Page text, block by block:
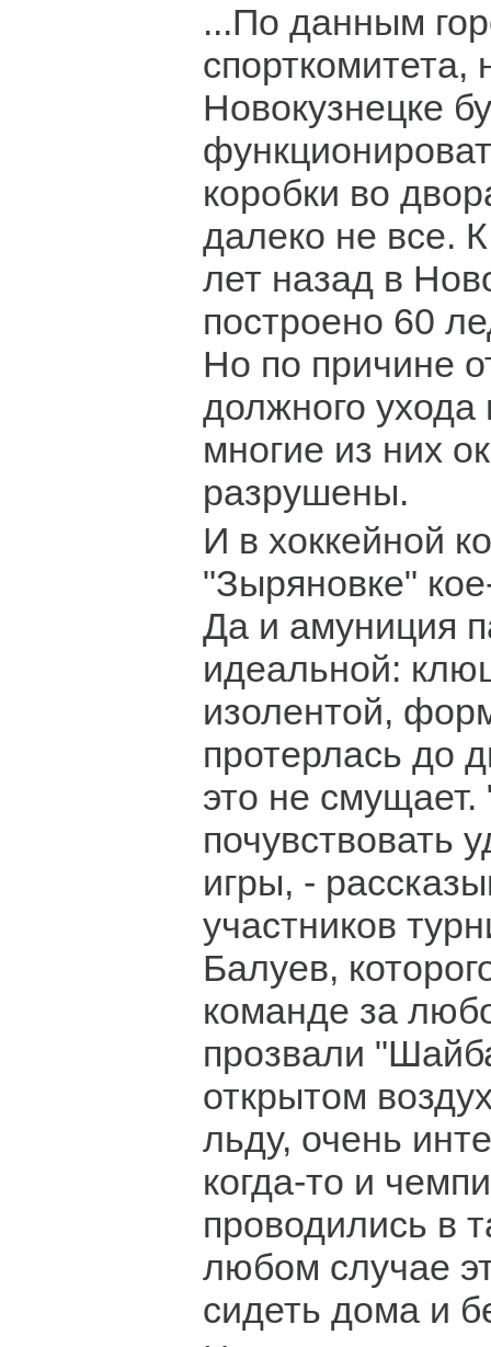
...По данным
Новокузнецке
коробки во
далеко не все.
лет назад в
построено 60
Но по причине
должного ухода
многие из них
разрушены.
И в хоккейной
"Зыряновке"
Да и амуниция
идеальной:
изолентой,
протерлась до
это не
почувствовать
игры, -
участников
Балуев,
команде за
прозвали
открытом
льду, очень
когда-то и
проводились в
любом случае
сидеть дома и